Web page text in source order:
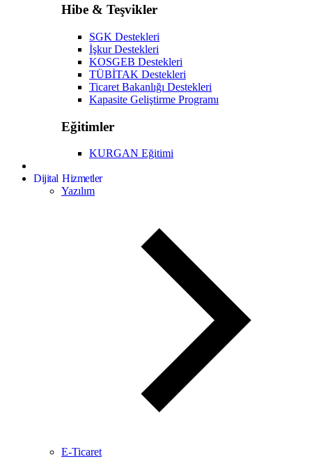
Hibe & Teşvikler
SGK Destekleri
İşkur Destekleri
KOSGEB Destekleri
TÜBİTAK Destekleri
Ticaret Bakanlığı Destekleri
Kapasite Geliştirme Programı
Eğitimler
KURGAN Eğitimi
Dijital Hizmetler
Yazılım
E-Ticaret